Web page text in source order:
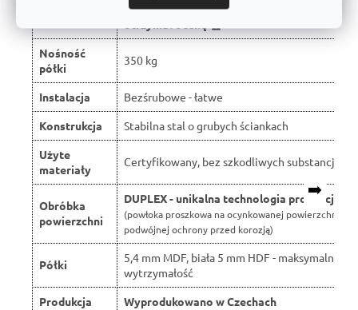
➡️
W wyniku recenzji użytkowników produkt
Nośność
półki
350 kg
Instalacja
Bezśrubowe - łatwe
Konstrukcja
Stabilna stal o grubych ściankach
Użyte
materiały
Certyfikowany, bez szkodliwych substancji
Obróbka
powierzchni
DUPLEX - unikalna technologia produkcji
(powłoka proszkowa na ocynkowanej powierzchni dla
podwójnej ochrony przed korozją)
Półki
5,4 mm MDF, biała 5 mm HDF - maksymalna
wytrzymałość
Produkcja
Wyprodukowano w Czechach